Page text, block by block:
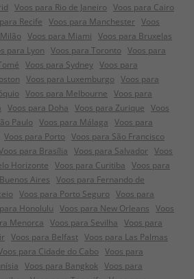
Voos para Rio de Janeiro Voos para Cairo
Recife Voos para Manchester Voos
Voos para Miami Voos para Bruxelas
para Lyon Voos para Toronto Voos para
Voos para Sydney Voos para
Voos para Luxemburgo Voos para
Voos para Melbourne Voos para
Voos para Doha Voos para Zurique Voos
Paulo Voos para Málaga Voos para
Voos para Porto Voos para São Francisco
para Brasília Voos para Salvador Voos
Horizonte Voos para Curitiba Voos para
Aires Voos para Fernando de
Voos para Porto Seguro Voos para
Honolulu Voos para New Orleans Voos
Menorca Voos para Sevilha Voos para
Voos para Belfast Voos para Las Palmas
para Cidade do Cabo Voos para
Voos para Bangkok Voos para